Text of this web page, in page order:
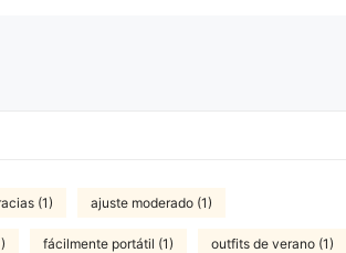
(1) ajuste moderado (1)
fácilmente portátil (1) outfits de verano (1)